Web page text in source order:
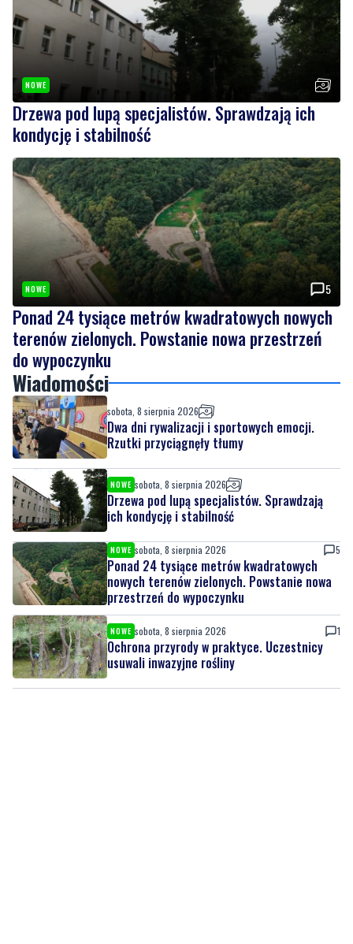
NOWE
Drzewa pod lupą specjalistów. Sprawdzają ich
kondycję i stabilność
NOWE
Ponad 24 tysiące metrów kwadratowych nowych
terenów zielonych. Powstanie nowa przestrzeń
do wypoczynku
Wiadomości
sobota, 8 sierpnia 2026
Dwa dni rywalizacji i sportowych emocji.
Rzutki przyciągnęły tłumy
NOWE sobota, 8 sierpnia 2026
Drzewa pod lupą specjalistów. Sprawdzają
ich kondycję i stabilność
NOWE sobota, 8 sierpnia 2026
Ponad 24 tysiące metrów kwadratowych
nowych terenów zielonych. Powstanie nowa
przestrzeń do wypoczynku
NOWE sobota, 8 sierpnia 2026 1